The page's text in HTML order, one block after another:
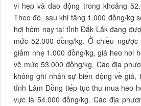
vi hẹp và dao động trong khoảng
Theo đó, sau khi tăng 1.000 đồng/kg
hơi hôm nay tại tỉnh Đắk Lắk đang
mức 52.000 đồng/kg. Ở chiều
giảm nhẹ 1.000 đồng/kg, giá heo hơi
về mức 53.000 đồng/kg. Các địa
không ghi nhận sự biến động về giá,
tỉnh Lâm Đồng tiếp tục thu mua heo
vực là 54.000 đồng/kg. Các địa